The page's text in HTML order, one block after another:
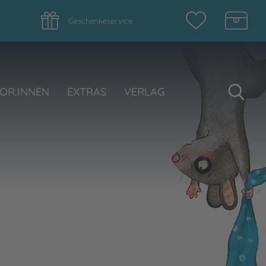
Geschenkeservice
EXTRAS VERLAG